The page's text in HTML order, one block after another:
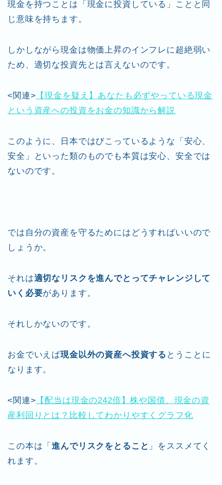
現金を持つことは「現金に投資している」ことと同
じ意味を持ちます。
しかしながら現金は物価上昇のインフレに超絶弱い
ため、適切な投資先とは言えないのです。
<関連> 【現金を疑え】あなたも必ずやっている現金
という資産への投資をお金の知識から解説
このように、日本ではびこっているような「安心、
安全」といった類のものでも本質は安心、安全では
ないのです。
では自分の資産を守るためにはどうすればいいので
しょうか。
それは適切なリスクを進んでとってチャレンジして
いく必要があります。
それしかないのです。
お金でいえば現金以外の資産へ投資する とうことに
なります。
<関連> 【配当は現金の242倍】株や国債、現金の資
産利回りとは？比較してわかりやすくグラフ化
この本は「進んでリスクをとること 」をススメてく
れます。